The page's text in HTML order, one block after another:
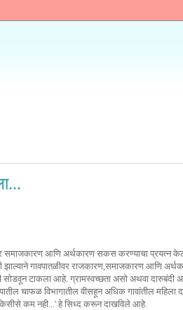
तर समाजकारण आणि अर्थकारण सकस करण्याचा प्रयत्न
गावपातळीवर राजकारण,समाजकारण आणि
सोडवून टाकला आहे. ग्रामस्वच्छता असो अथवा
चाफळ विभागातील वीसहून अधिक गावांतील
कम नही...' हे सिध्द करून दाखविले आहे.